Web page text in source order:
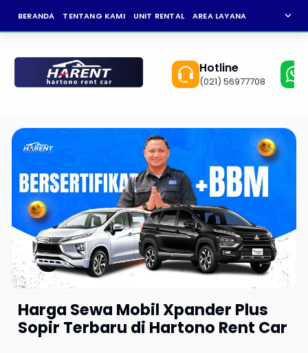
BERANDA TENTANG KAMI UNIT RENTAL AREA LAYANAN expand_more
Hotline
(021) 56977708
Harga Sewa Mobil Xpander Plus
Sopir Terbaru di Hartono Rent Car